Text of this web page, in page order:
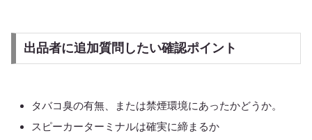
出品者に追加質問したい確認ポイント
タバコ臭の有無、または禁煙環境にあったかどうか。
スピーカーターミナルは確実に締まるか